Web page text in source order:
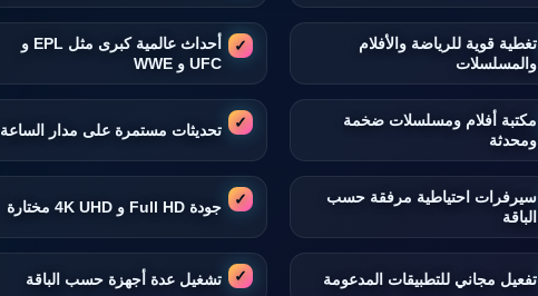
تغطية قوية للرياضة والأفلام
والمسلسلات
أحداث عالمية كبرى مثل EPL و
UFC و WWE
مكتبة أفلام ومسلسلات ضخمة
ومحدثة
تحديثات مستمرة على مدار الساعة
سيرفرات احتياطية مرفقة حسب
الباقة
جودة Full HD و 4K UHD مختارة
تفعيل مجاني للتطبيقات المدعومة تشغيل عدة أجهزة حسب الباقة